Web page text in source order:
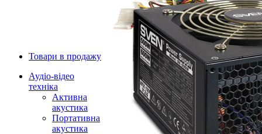
Товари в продажу
Аудіо-відео
техніка
Активна
акустика
Портативна
акустика